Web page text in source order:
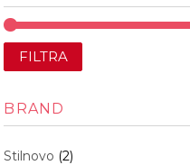
FILTRA
BRAND
Stilnovo (2)